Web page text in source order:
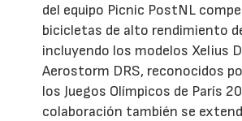
del equipo Picnic PostNL
bicicletas de alto rendimiento
incluyendo los modelos Xelius
Aerostorm DRS, reconocidos
los Juegos Olímpicos de París
colaboración también se